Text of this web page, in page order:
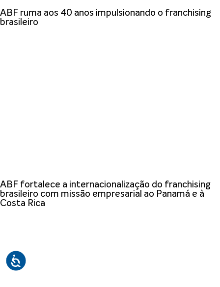
ABF ruma aos 40 anos impulsionando o franchising
brasileiro
ABF fortalece a internacionalização do franchising
brasileiro com missão empresarial ao Panamá e à
Costa Rica